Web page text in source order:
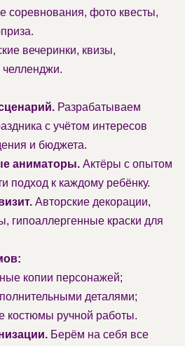
соревнования, фото квесты,
вечеринки, квизы,
Разрабатываем
с учётом интересов
и бюджета.
аниматоры. Актёры с опытом
подход к каждому ребёнку.
Авторские декорации,
гипоаллергенные краски для
копии персонажей;
деталями;
ручной работы.
Берём на себя все